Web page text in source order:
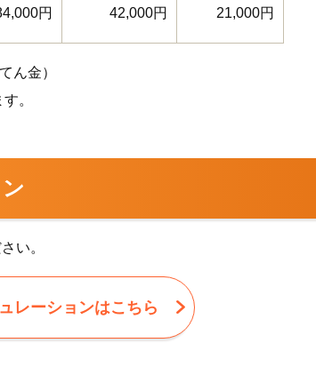
円
42,000円
21,000円
ん金）
。
い。
レーションはこちら